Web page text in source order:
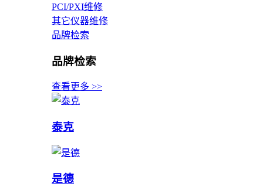
PCI/PXI维修
其它仪器维修
品牌检索
品牌检索
查看更多 >>
泰克
是德